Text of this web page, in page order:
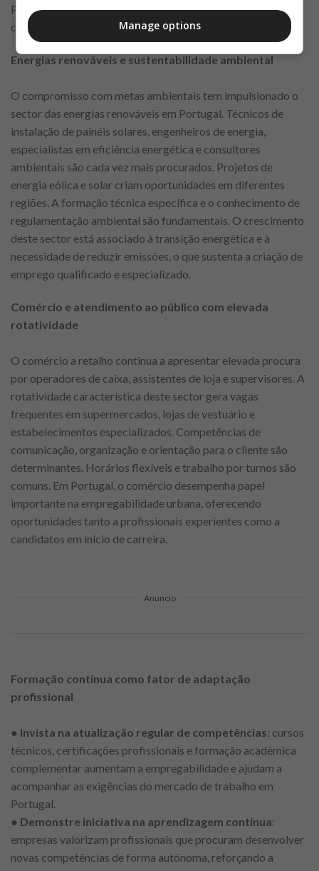
Portugal, o investimento em qualificação da população
contribui para a abertura de novas vagas nesta área.
Energias renováveis e sustentabilidade ambiental
O compromisso com metas ambientais tem impulsionado o
sector das energias renováveis em Portugal. Técnicos de
instalação de painéis solares, engenheiros de energia,
especialistas em eficiência energética e consultores
ambientais são cada vez mais procurados. Projetos de
energia eólica e solar criam oportunidades em diferentes
regiões. A formação técnica específica e o conhecimento de
regulamentação ambiental são fundamentais. O crescimento
deste sector está associado à transição energética e à
necessidade de reduzir emissões, o que sustenta a criação de
emprego qualificado e especializado.
Comércio e atendimento ao público com elevada
rotatividade
O comércio a retalho continua a apresentar elevada procura
por operadores de caixa, assistentes de loja e supervisores. A
rotatividade característica deste sector gera vagas
frequentes em supermercados, lojas de vestuário e
estabelecimentos especializados. Competências de
comunicação, organização e orientação para o cliente são
determinantes. Horários flexíveis e trabalho por turnos são
comuns. Em Portugal, o comércio desempenha papel
importante na empregabilidade urbana, oferecendo
oportunidades tanto a profissionais experientes como a
candidatos em início de carreira.
Anuncio
Formação contínua como fator de adaptação
profissional
● Invista na atualização regular de competências: cursos
técnicos, certificações profissionais e formação académica
complementar aumentam a empregabilidade e ajudam a
acompanhar as exigências do mercado de trabalho em
Portugal.
● Demonstre iniciativa na aprendizagem contínua:
empresas valorizam profissionais que procuram desenvolver
novas competências de forma autónoma, reforçando a
Manage options